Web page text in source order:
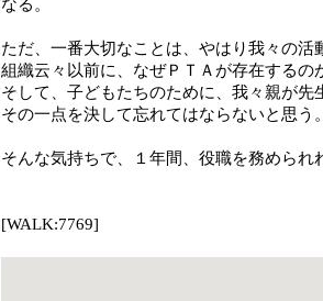
なる。
ただ、一番大切なことは、やはり我々の活
組織云々以前に、なぜＰＴＡが存在するの
そして、子どもたちのために、我々親が
その一点を決して忘れてはならないと思う
そんな気持ちで、１年間、役職を務められ
[WALK:7769]